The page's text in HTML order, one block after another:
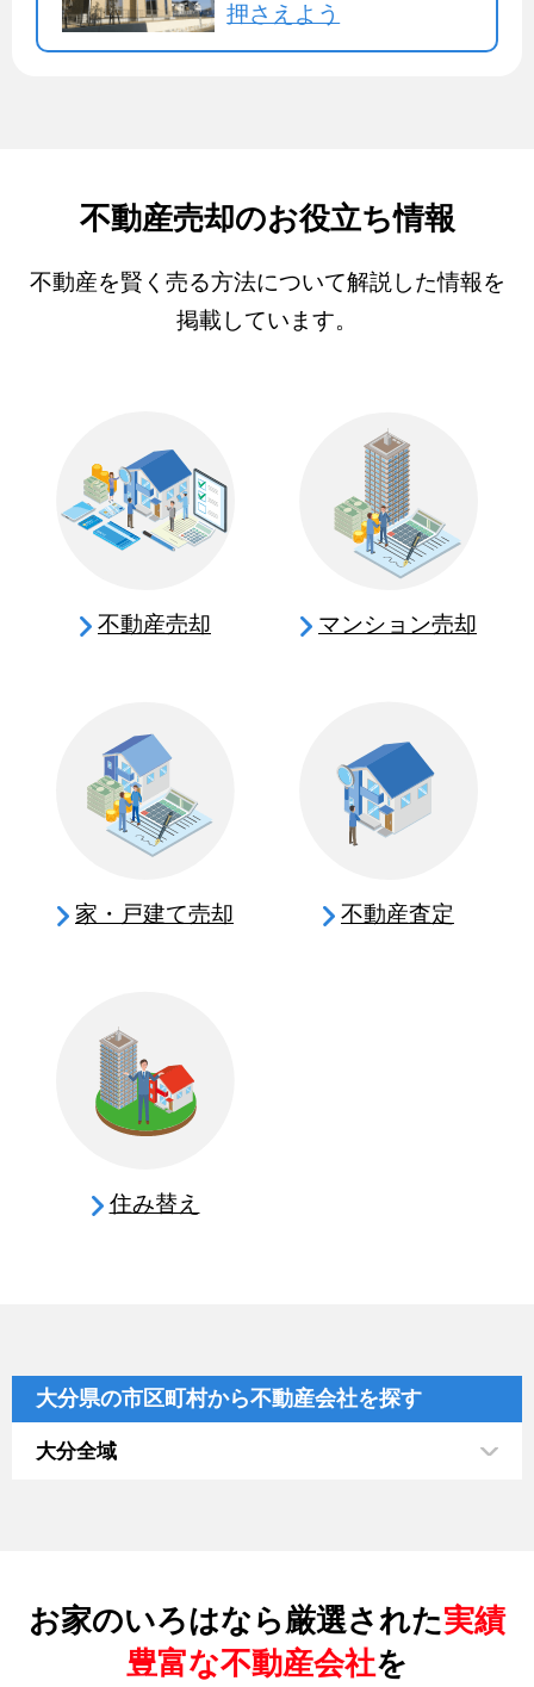
押さえよう
不動産売却のお役立ち情報
不動産を賢く売る方法について解説した情報を
掲載しています。
不動産売却 マンション売却
家・戸建て売却 不動産査定
住み替え
大分県の市区町村から不動産会社を探す
大分全域
お家のいろはなら厳選された実績
豊富な不動産会社を